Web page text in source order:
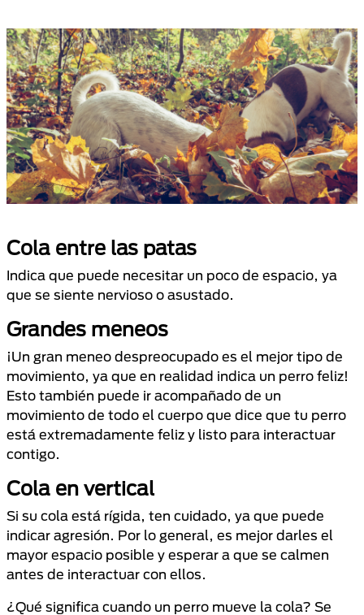
Cola entre las patas
Indica que puede necesitar un poco de espacio, ya
que se siente nervioso o asustado.
Grandes meneos
¡Un gran meneo despreocupado es el mejor tipo de
movimiento, ya que en realidad indica un perro feliz!
Esto también puede ir acompañado de un
movimiento de todo el cuerpo que dice que tu perro
está extremadamente feliz y listo para interactuar
contigo.
Cola en vertical
Si su cola está rígida, ten cuidado, ya que puede
indicar agresión. Por lo general, es mejor darles el
mayor espacio posible y esperar a que se calmen
antes de interactuar con ellos.
¿Qué significa cuando un perro mueve la cola? Se